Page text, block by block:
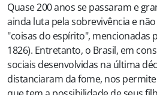
Quase 200 anos se passaram e
ainda luta pela sobrevivência e
"coisas do espírito", mencionadas
1826). Entretanto, o Brasil, em
sociais desenvolvidas na última
distanciaram da fome, nos